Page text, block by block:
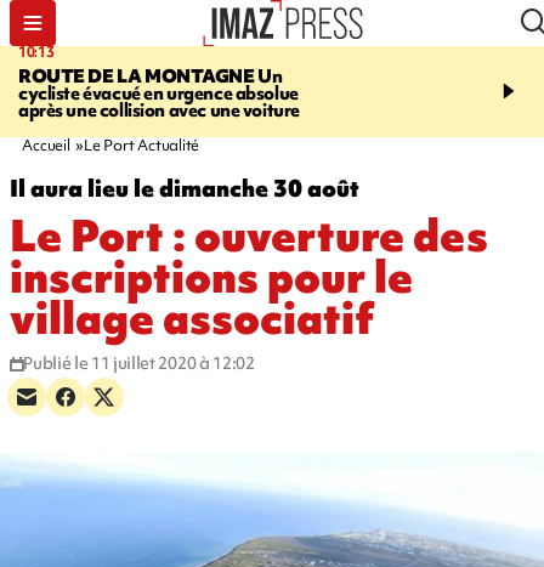
10:13
ROUTE DE LA MONTAGNEUn
cycliste évacué en urgence absolue
après une collision avec une voiture
12:23
peuvent éclater et
Accueil Le Port Actualité
Il aura lieu le dimanche 30 août
Le Port : ouverture des
inscriptions pour le
village associatif
Publié le 11 juillet 2020 à 12:02